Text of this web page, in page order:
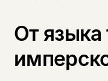
От языка